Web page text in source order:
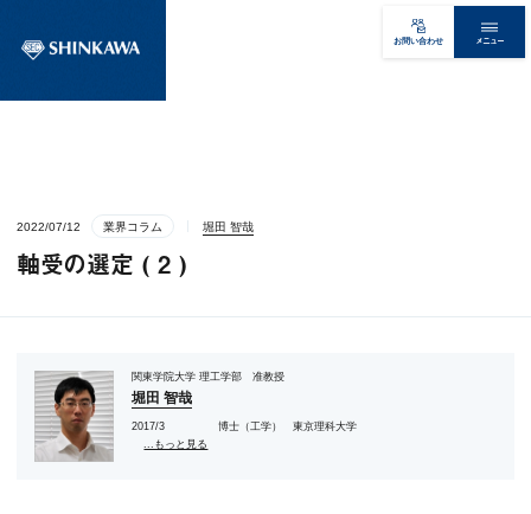
お問い合わせ メニュー
2022/07/12 業界コラム 堀田 智哉
軸受の選定 ( 2 )
関東学院大学 理工学部 准教授
堀田 智哉
2017/3 博士（工学） 東京理科大学
...もっと見る